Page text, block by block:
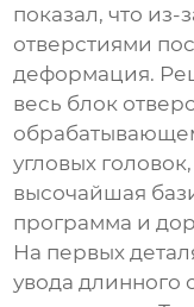
показал, что
отверстиями
деформация.
весь блок
угловых
высочайшая
программа и
На первых
увода длинного